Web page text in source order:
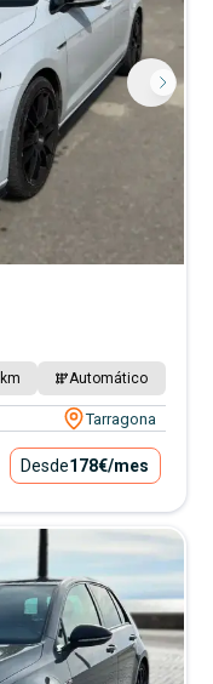
km Automático
Tarragona
Desde178€/mes